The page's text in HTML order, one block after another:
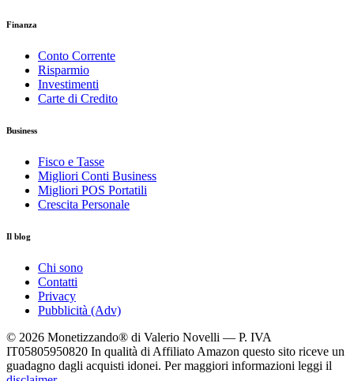
Finanza
Conto Corrente
Risparmio
Investimenti
Carte di Credito
Business
Fisco e Tasse
Migliori Conti Business
Migliori POS Portatili
Crescita Personale
Il blog
Chi sono
Contatti
Privacy
Pubblicità (Adv)
© 2026 Monetizzando® di Valerio Novelli — P. IVA
IT05805950820 In qualità di Affiliato Amazon questo sito riceve un
guadagno dagli acquisti idonei. Per maggiori informazioni leggi il